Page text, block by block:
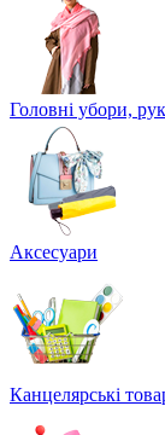
Головні убори,
Аксесуари
Канцелярські